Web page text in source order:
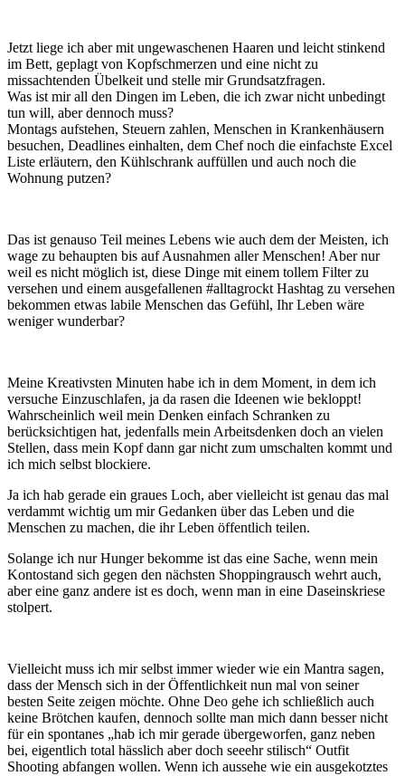
Jetzt liege ich aber mit ungewaschenen Haaren und leicht stinkend
im Bett, geplagt von Kopfschmerzen und eine nicht zu
missachtenden Übelkeit und stelle mir Grundsatzfragen.
Was ist mir all den Dingen im Leben, die ich zwar nicht unbedingt
tun will, aber dennoch muss?
Montags aufstehen, Steuern zahlen, Menschen in Krankenhäusern
besuchen, Deadlines einhalten, dem Chef noch die einfachste Excel
Liste erläutern, den Kühlschrank auffüllen und auch noch die
Wohnung putzen?
Das ist genauso Teil meines Lebens wie auch dem der Meisten, ich
wage zu behaupten bis auf Ausnahmen aller Menschen! Aber nur
weil es nicht möglich ist, diese Dinge mit einem tollem Filter zu
versehen und einem ausgefallenen #alltagrockt Hashtag zu versehen
bekommen etwas labile Menschen das Gefühl, Ihr Leben wäre
weniger wunderbar?
Meine Kreativsten Minuten habe ich in dem Moment, in dem ich
versuche Einzuschlafen, ja da rasen die Ideenen wie bekloppt!
Wahrscheinlich weil mein Denken einfach Schranken zu
berücksichtigen hat, jedenfalls mein Arbeitsdenken doch an vielen
Stellen, dass mein Kopf dann gar nicht zum umschalten kommt und
ich mich selbst blockiere.
Ja ich hab gerade ein graues Loch, aber vielleicht ist genau das mal
verdammt wichtig um mir Gedanken über das Leben und die
Menschen zu machen, die ihr Leben öffentlich teilen.
Solange ich nur Hunger bekomme ist das eine Sache, wenn mein
Kontostand sich gegen den nächsten Shoppingrausch wehrt auch,
aber eine ganz andere ist es doch, wenn man in eine Daseinskriese
stolpert.
Vielleicht muss ich mir selbst immer wieder wie ein Mantra sagen,
dass der Mensch sich in der Öffentlichkeit nun mal von seiner
besten Seite zeigen möchte. Ohne Deo gehe ich schließlich auch
keine Brötchen kaufen, dennoch sollte man mich dann besser nicht
für ein spontanes „hab ich mir gerade übergeworfen, ganz neben
bei, eigentlich total hässlich aber doch seeehr stilisch“ Outfit
Shooting abfangen wollen. Wenn ich aussehe wie ein ausgekotztes